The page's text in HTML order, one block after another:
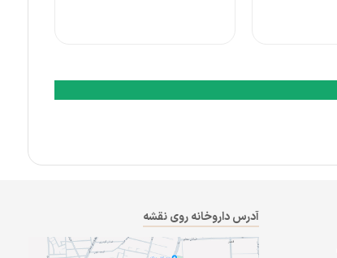
آدرس داروخانه روی نقشه